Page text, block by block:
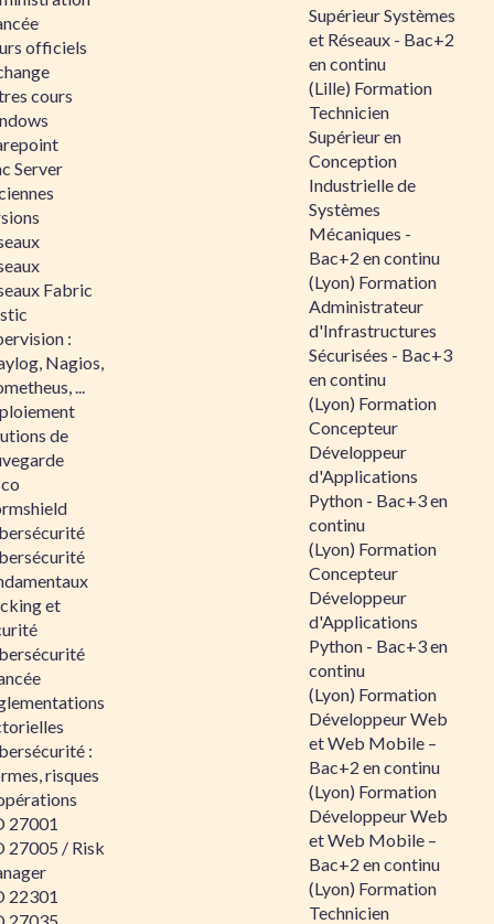
officiels
cours
Server
Fabric
:
Nagios,
...
de
et
:
risques
27001
27005 / Risk
22301
Supérieur Systèmes
et Réseaux - Bac+2
en continu
(Lille) Formation
Technicien
Supérieur en
Conception
Industrielle de
Systèmes
Mécaniques -
Bac+2 en continu
(Lyon) Formation
Administrateur
d'Infrastructures
Sécurisées - Bac+3
en continu
(Lyon) Formation
Concepteur
Développeur
d'Applications
Python - Bac+3 en
continu
(Lyon) Formation
Concepteur
Développeur
d'Applications
Python - Bac+3 en
continu
(Lyon) Formation
Développeur Web
et Web Mobile –
Bac+2 en continu
(Lyon) Formation
Développeur Web
et Web Mobile –
Bac+2 en continu
(Lyon) Formation
Technicien